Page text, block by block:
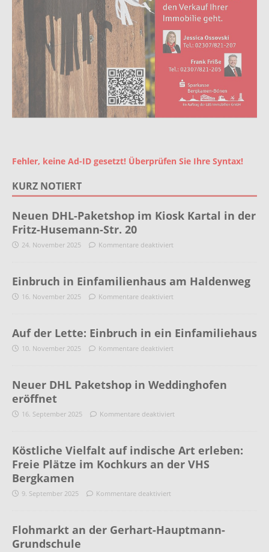
Fehler, keine Ad-ID gesetzt! Überprüfen Sie Ihre Syntax!
KURZ NOTIERT
Neuen DHL-Paketshop im Kiosk Kartal in der
Fritz-Husemann-Str. 20
24. November 2025 Kommentare deaktiviert
Einbruch in Einfamilienhaus am Haldenweg
16. November 2025 Kommentare deaktiviert
Auf der Lette: Einbruch in ein Einfamiliehaus
10. November 2025 Kommentare deaktiviert
Neuer DHL Paketshop in Weddinghofen
eröffnet
16. September 2025 Kommentare deaktiviert
Köstliche Vielfalt auf indische Art erleben:
Freie Plätze im Kochkurs an der VHS
Bergkamen
9. September 2025 Kommentare deaktiviert
Flohmarkt an der Gerhart-Hauptmann-
Grundschule